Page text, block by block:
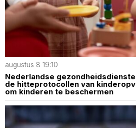
augustus 8 19:10
Nederlandse
de hitteprotocollen van
om kinderen te beschermen